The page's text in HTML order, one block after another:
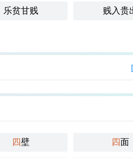
乐贫甘贱 贱入贵
四壁 四 面